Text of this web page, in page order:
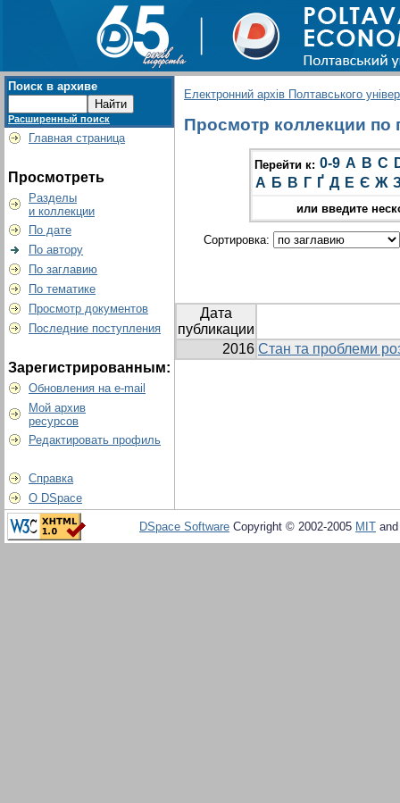
Поиск в архиве
Расширенный поиск
Главная страница
Просмотреть
Разделы
и коллекции
По дате
По автору
По заглавию
По тематике
Просмотр документов
Последние поступления
Зарегистрированным:
Обновления на e-mail
Мой архив
ресурсов
Редактировать профиль
Справка
О DSpace
Електронний архів Полтавського
Просмотр коллекции по
Перейти к: 0-9 A B C
А Б В Г Ґ Д Е Є Ж
или введите
Сортировка:
Дата
публикации
2016 Стан та проблеми
DSpace Software Copyright © 2002-2005 MIT